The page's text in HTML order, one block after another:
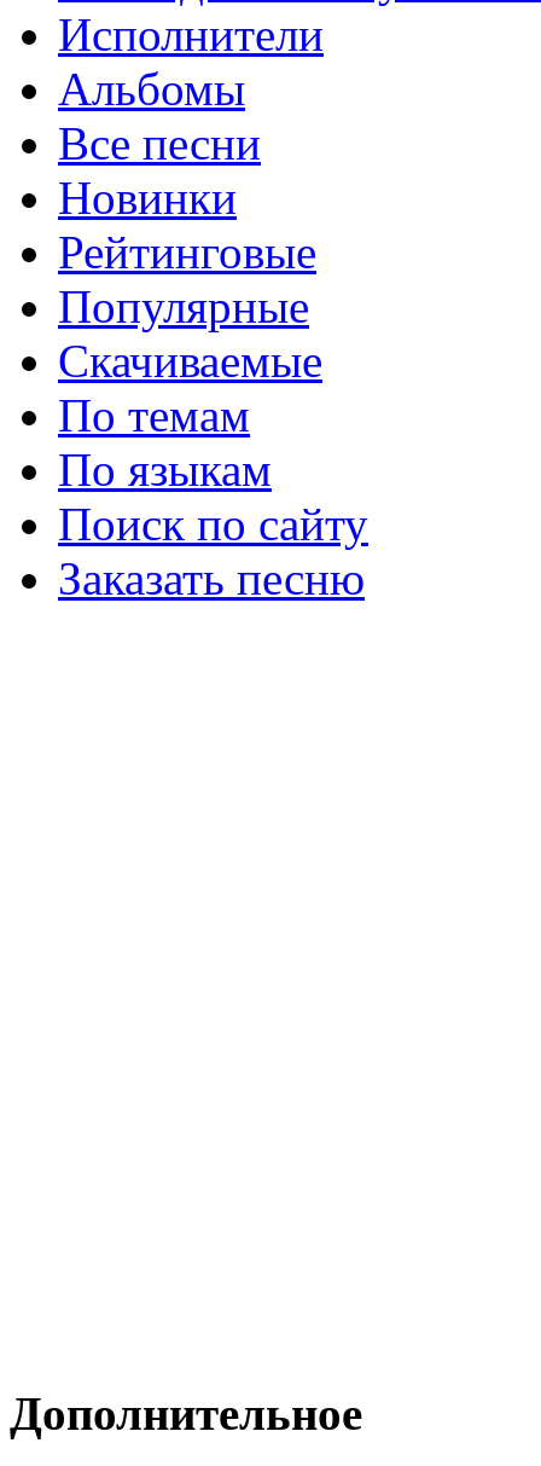
Исполнители
Альбомы
Все песни
Новинки
Рейтинговые
Популярные
Скачиваемые
По темам
По языкам
Поиск по сайту
Заказать песню
Дополнительное